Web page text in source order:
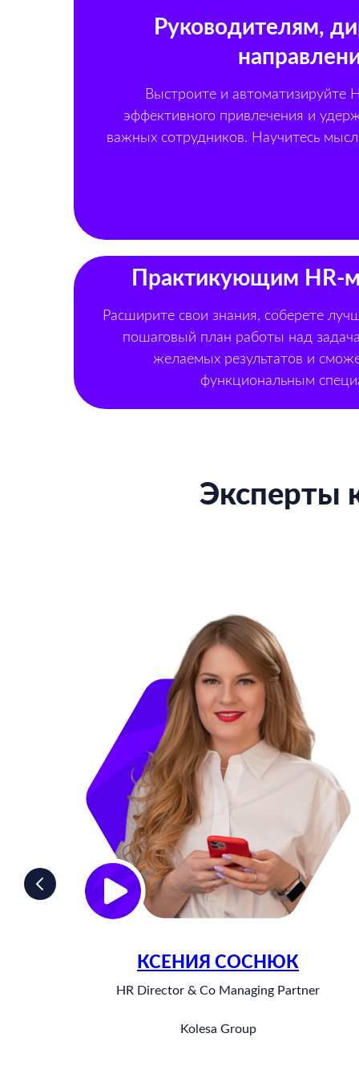
Руководителям,
Выстроите и автоматизируйте
эффективного привлечения и
важных сотрудников. Научитесь
Практикующим HR-
Расширите свои знания, соберете
пошаговый план работы над
желаемых результатов и
функциональным
Эксперты
КСЕНИЯ СОСНЮК
HR Director & Co Managing Partner
Kolesa Group